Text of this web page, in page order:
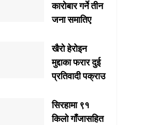
कारोबार गर्ने तीन
जना समातिए
खैरो हेरोइन
मुद्दाका फरार दुई
प्रतिवादी पक्राउ
सिरहामा ९१
किलो गाँजासहित